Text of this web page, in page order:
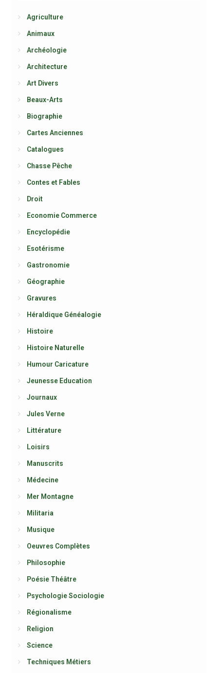
Agriculture
Animaux
Archéologie
Architecture
Art Divers
Beaux-Arts
Biographie
Cartes Anciennes
Catalogues
Chasse Pêche
Contes et Fables
Droit
Economie Commerce
Encyclopédie
Esotérisme
Gastronomie
Géographie
Gravures
Héraldique Généalogie
Histoire
Histoire Naturelle
Humour Caricature
Jeunesse Education
Journaux
Jules Verne
Littérature
Loisirs
Manuscrits
Médecine
Mer Montagne
Militaria
Musique
Oeuvres Complètes
Philosophie
Poésie Théâtre
Psychologie Sociologie
Régionalisme
Religion
Science
Techniques Métiers